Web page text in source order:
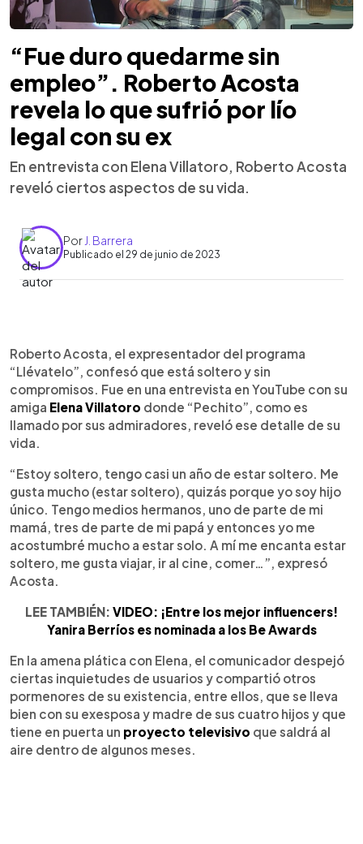
“Fue duro quedarme sin
empleo”. Roberto Acosta
revela lo que sufrió por lío
legal con su ex
En entrevista con Elena Villatoro, Roberto Acosta
reveló ciertos aspectos de su vida.
Por J. Barrera
Publicado el 29 de junio de 2023
Escuchar artículo
Roberto Acosta, el expresentador del programa
“Llévatelo”, confesó que está soltero y sin
compromisos. Fue en una entrevista en YouTube con su
amiga Elena Villatoro donde “Pechito”, como es
llamado por sus admiradores, reveló ese detalle de su
vida.
“Estoy soltero, tengo casi un año de estar soltero. Me
gusta mucho (estar soltero), quizás porque yo soy hijo
único. Tengo medios hermanos, uno de parte de mi
mamá, tres de parte de mi papá y entonces yo me
acostumbré mucho a estar solo. A mí me encanta estar
soltero, me gusta viajar, ir al cine, comer…”, expresó
Acosta.
LEE TAMBIÉN: VIDEO: ¡Entre los mejor influencers!
Yanira Berríos es nominada a los Be Awards
En la amena plática con Elena, el comunicador despejó
ciertas inquietudes de usuarios y compartió otros
pormenores de su existencia, entre ellos, que se lleva
bien con su exesposa y madre de sus cuatro hijos y que
tiene en puerta un proyecto televisivo que saldrá al
aire dentro de algunos meses.